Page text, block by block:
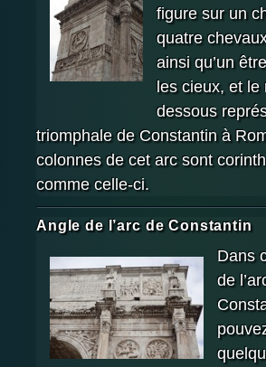
figure sur un
quatre
ainsi qu’un
les cieux, et le
dessous
triomphale de Constantin à
colonnes de cet arc sont
comme celle-ci.
Angle de l’arc de Constantin
Dans
de